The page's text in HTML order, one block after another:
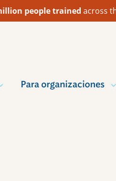
people trained across
Para organizaciones